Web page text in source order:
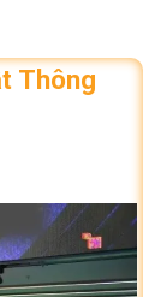
Thông